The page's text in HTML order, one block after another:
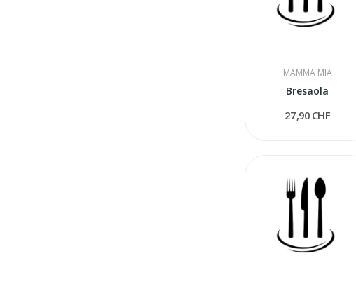
MAMMA MIA
Bresaola
27,90 CHF